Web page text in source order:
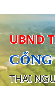
UBND
THAI